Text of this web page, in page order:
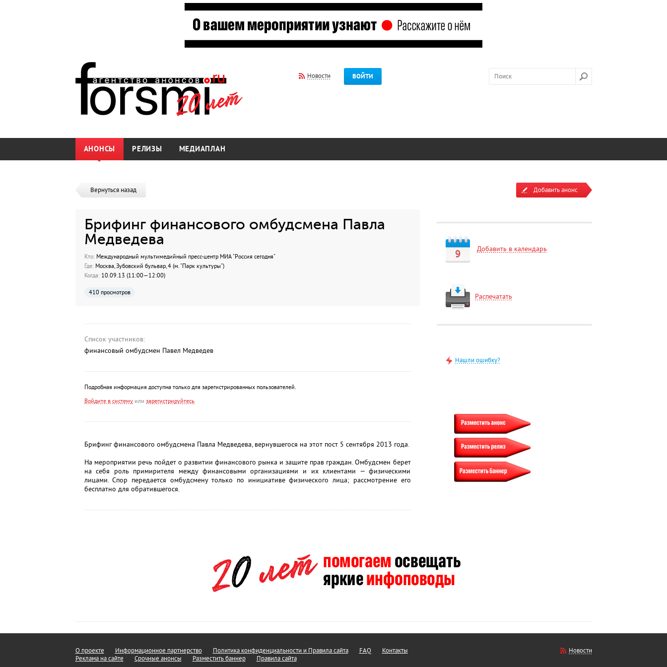
Новости ВОЙТИ
АНОНСЫ РЕЛИЗЫ МЕДИАПЛАН
Вернуться назад
Брифинг финансового омбудсмена Павла
Медведева
Кто:Международный мультимедийный пресс-центр МИА "Россия сегодня"
Где:Москва, Зубовский бульвар, 4 (м. "Парк культуры")
Когда:10.09.13 (11:00—12:00)
410 просмотров
Список участников:
финансовый омбудсмен Павел Медведев
Подробная информация доступна только для зарегистрированных пользователей.
Войдите в системуили зарегистрируйтесь
Брифинг финансового омбудсмена Павла Медведева, вернувшегося на этот пост 5 сентября 2013 года.
На мероприятии речь пойдет о развитии финансового рынка и защите прав граждан. Омбудсмен берет
на себя роль примирителя между финансовыми организациями и их клиентами — физическими
лицами. Спор передается омбудсмену только по инициативе физического лица; рассмотрение его
бесплатно для обратившегося.
Добавить анонс
9 Добавить в календарь
Распечатать
Нашли ошибку?
О проекте Информационное партнерство Политика конфиденциальности и Правила сайта FAQ
Контакты
Реклама на сайте
Срочные анонсы Разместить баннер Правила сайта
Новости